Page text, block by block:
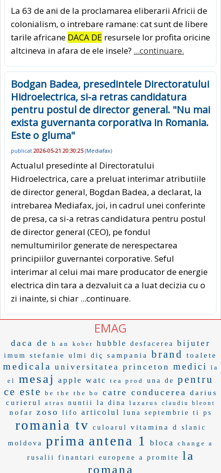
La 63 de ani de la proclamarea eliberarii Africii de
colonialism, o intrebare ramane: cat sunt de libere
tarile africane DACA DE resursele lor profita oricine
altcineva in afara de ele insele? ...continuare.
Bodgan Badea, presedintele Directoratului
Hidroelectrica, si-a retras candidatura
pentru postul de director general. "Nu mai
exista guvernanta corporativa in Romania.
Este o gluma"
publicat 2026-05-21 20:30:25(Mediafax)
Actualul presedinte al Directoratului
Hidroelectrica, care a preluat interimar atributiile
de director general, Bogdan Badea, a declarat, la
intrebarea Mediafax, joi, in cadrul unei conferinte
de presa, ca si-a retras candidatura pentru postul
de director general (CEO), pe fondul
nemultumirilor generate de nerespectarea
principiilor guvernantei corporative. Seful
interimar al celui mai mare producator de energie
electrica din tara a dezvaluit ca a luat decizia cu o
zi inainte, si chiar ...continuare.
EMAG
daca de h an kober hubble desfacerea bijuter
imum stefanie ulmi diç sampania brand toalete
medicala universitatea princeton medici
la
el
mesaj apple watc tea prod una de
pentru
ce este
be the the bo catre conducerea
darius
curierul
atras nuntii la dina lazarus claudiu bleont
nofar zoso lifo articolul luna septembrie ti ps
romania tv culoarul vitamina d slanic
moldova prima antena 1 bloca
change a
rusalii
finantari europene a promite
la
romana